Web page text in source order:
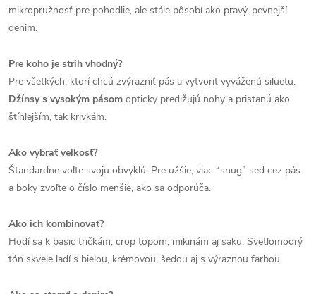
mikropružnosť pre pohodlie, ale stále pôsobí ako pravý, pevnejší
denim.
Pre koho je strih vhodný?
Pre všetkých, ktorí chcú zvýrazniť pás a vytvoriť vyváženú siluetu.
Džínsy s vysokým pásom opticky predlžujú nohy a pristanú ako
štíhlejším, tak krivkám.
Ako vybrať veľkosť?
Štandardne voľte svoju obvyklú. Pre užšie, viac “snug” sed cez pás
a boky zvoľte o číslo menšie, ako sa odporúča.
Ako ich kombinovať?
Hodí sa k basic tričkám, crop topom, mikinám aj saku. Svetlomodrý
tón skvele ladí s bielou, krémovou, šedou aj s výraznou farbou.